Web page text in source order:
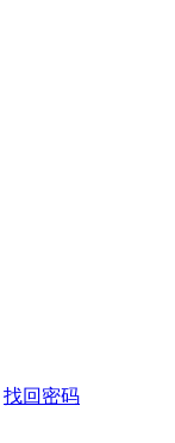
找回密码